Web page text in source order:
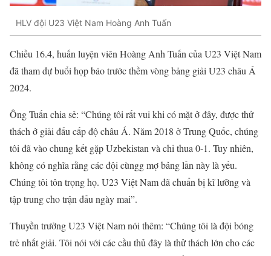
HLV đội U23 Việt Nam Hoàng Anh Tuấn
Chiều 16.4, huấn luyện viên Hoàng Anh Tuấn của U23 Việt Nam
đã tham dự buổi họp báo trước thềm vòng bảng giải U23 châu Á
2024.
Ông Tuấn chia sẻ: “Chúng tôi rất vui khi có mặt ở đây, được thử
thách ở giải đấu cấp độ châu Á. Năm 2018 ở Trung Quốc, chúng
tôi đã vào chung kết gặp Uzbekistan và chỉ thua 0-1. Tuy nhiên,
không có nghĩa rằng các đội cùngg mợ bảng lần này là yếu.
Chúng tôi tôn trọng họ. U23 Việt Nam đã chuẩn bị kĩ lưỡng và
tập trung cho trận đấu ngày mai”.
Thuyền trưởng U23 Việt Nam nói thêm: “Chúng tôi là đội bóng
trẻ nhất giải. Tôi nói với các cầu thủ đây là thử thách lớn cho các